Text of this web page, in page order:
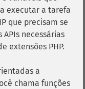
executar a tarefa
que precisam se
necessárias
extensões PHP.
a
chama funções